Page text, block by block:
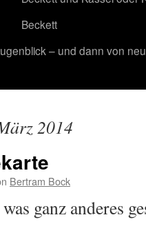
Beckett
– und dann von
2014
Bertram Bock
ganz anderes